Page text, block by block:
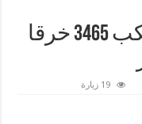
الاحتلال الإسرائيلي ارتكب 3465 خرقا
19 زيارة